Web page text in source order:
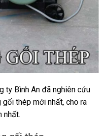
ty Bình An đã nghiên cứu
thép mới nhất, cho ra
nhất.